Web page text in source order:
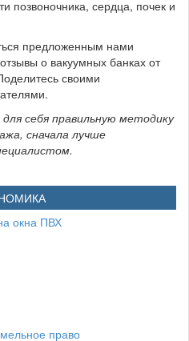
позвоночника, сердца, почек и
предложенным нами
о вакуумных банках от
своими
себя правильную методику
сначала лучше
окна ПВХ
право